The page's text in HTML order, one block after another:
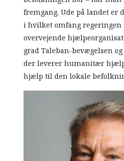
fremgang. Ude på landet er
i hvilket omfang regeringen
overvejende
grad Taleban-bevægelsen
der leverer​ humanitær
hjælp til den lokale